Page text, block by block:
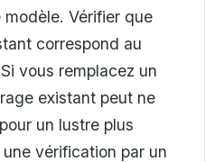
Vérifier que
correspond au
vous remplacez un
existant peut ne
un lustre plus
vérification par un